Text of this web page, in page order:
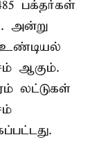
பக்தர்கள்
அன்று
உண்டியல்
ஆகும்.
லட்டுகள்